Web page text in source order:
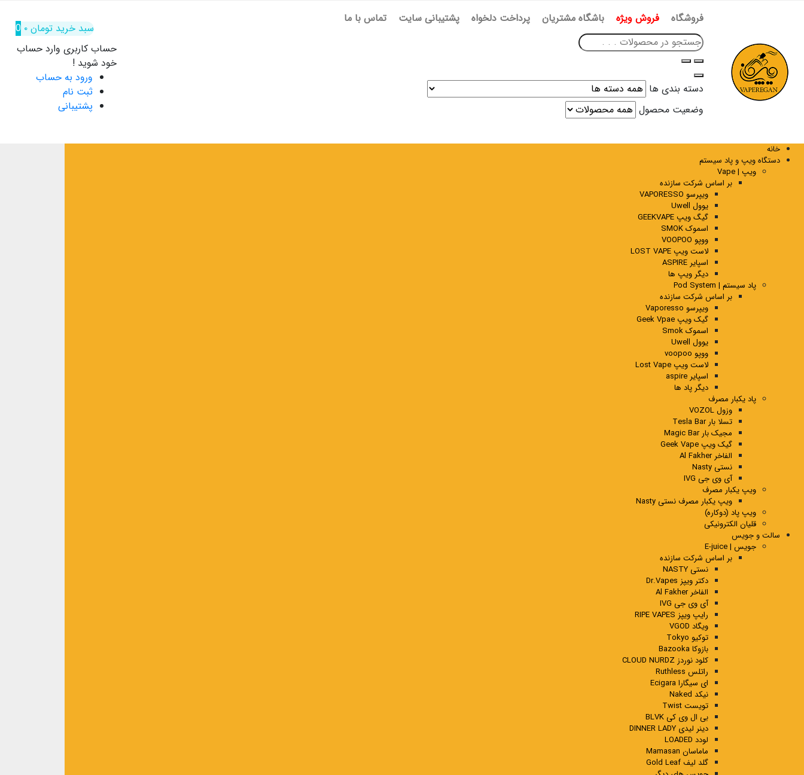
فروشگاه فروش ویژه باشگاه مشتریان پرداخت دلخواه پشتیبانی سایت تماس با ما
دسته بندی ها
وضعیت محصول
سبد خرید تومان۰
0
حساب کاربری وارد حساب
خود شوید !
ورود به حساب
ثبت نام
پشتیبانی
خانه
دستگاه ویپ و پاد سیستم
ویپ | Vape
بر اساس شرکت سازنده
ویپرسو VAPORESSO
یوول Uwell
گیگ ویپ GEEKVAPE
اسموک SMOK
ووپو VOOPOO
لاست ویپ LOST VAPE
اسپایر ASPIRE
دیگر ویپ ها
پاد سیستم | Pod System
بر اساس شرکت سازنده
ویپرسو Vaporesso
گیک ویپ Geek Vpae
اسموک Smok
یوول Uwell
ووپو voopoo
لاست ویپ Lost Vape
اسپایر aspire
دیگر پاد ها
پاد یکبار مصرف
وزول VOZOL
تسلا بار Tesla Bar
مجیک بار Magic Bar
گیک ویپ Geek Vape
الفاخر Al Fakher
نستی Nasty
آی وی جی IVG
ویپ یکبار مصرف
ویپ یکبار مصرف نستی Nasty
ویپ پاد (دوکاره)
قلیان الکترونیکی
سالت و جویس
جویس | E-juice
بر اساس شرکت سازنده
نستی NASTY
دکتر ویپز Dr.Vapes
الفاخر Al Fakher
آی وی جی IVG
رایپ ویپز RIPE VAPES
ویگاد VGOD
توکیو Tokyo
بازوکا Bazooka
کلود نوردز CLOUD NURDZ
راتلس Ruthless
ای سیگارا Ecigara
نیکد Naked
تویست Twist
بی ال وی کی BLVK
دینر لیدی DINNER LADY
لودد LOADED
ماماسان Mamasan
گلد لیف Gold Leaf